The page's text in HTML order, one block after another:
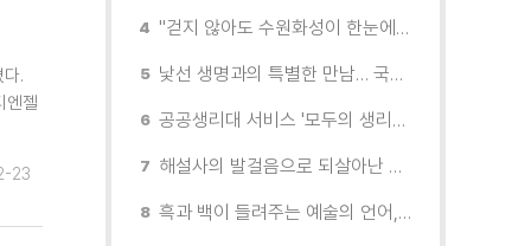
.
엔젤
23
"걷지 않아도 수원화성이 한눈에"…무장애 관광버스 '수원행차' 타보니
낯선 생명과의 특별한 만남… 국제전 《패트리샤 피치니니: 킨쉽》
공공생리대 서비스 '모두의 생리대' 시범 운영...수원시청·4개 구청 등에 지급기 설치
해설사의 발걸음으로 되살아난 수원의 독립운동 역사
흑과 백이 들려주는 예술의 언어, 수원시립미술관 소장품전《블랑 블랙 파노라마》